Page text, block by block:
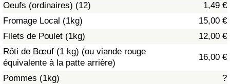
Oeufs (ordinaires) (12)
1,49 €
Fromage Local (1kg)
15,00 €
Filets de Poulet (1kg)
12,00 €
Rôti de Bœuf (1 kg) (ou viande rouge
équivalente à la patte arrière)
16,00 €
Pommes (1kg)
?
Indice des soins de santé
Indice des soins de santé par Pays
Pollution